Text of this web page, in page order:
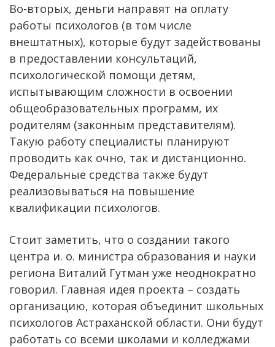
Во-вторых, деньги направят на оплату
работы психологов (в том числе
внештатных), которые будут задействованы
в предоставлении консультаций,
психологической помощи детям,
испытывающим сложности в освоении
общеобразовательных программ, их
родителям (законным представителям).
Такую работу специалисты планируют
проводить как очно, так и дистанционно.
Федеральные средства также будут
реализовываться на повышение
квалификации психологов.
Стоит заметить, что о создании такого
центра и. о. министра образования и науки
региона Виталий Гутман уже неоднократно
говорил. Главная идея проекта – создать
организацию, которая объединит школьных
психологов Астраханской области. Они будут
работать со всеми школами и колледжами